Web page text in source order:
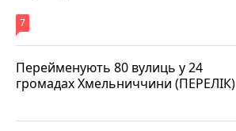
7
Перейменують 80 вулиць у 24
громадах Хмельниччини (ПЕРЕЛІК)